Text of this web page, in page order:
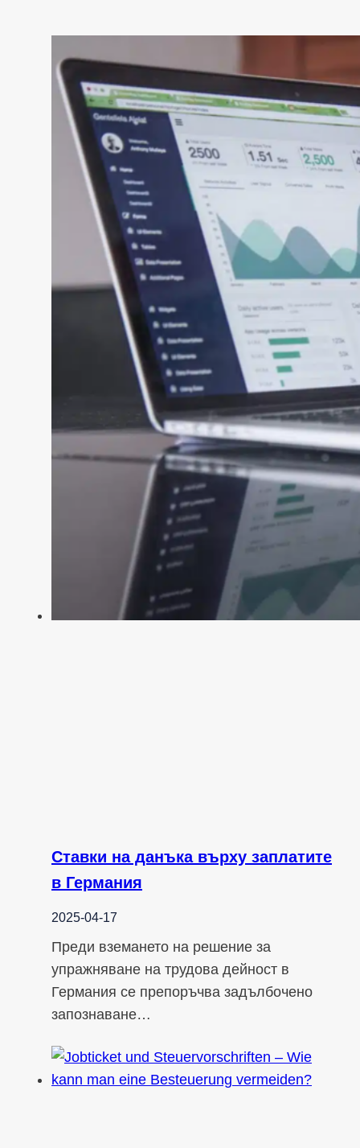
Ставки на данъка върху заплатите
в Германия
2025-04-17
Преди вземането на решение за
упражняване на трудова дейност в
Германия се препоръчва задълбочено
запознаване…